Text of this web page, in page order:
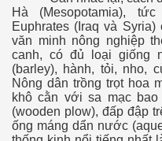
Hà (Mesopotamia),
Euphrates (Iraq và
văn minh nông nghiệp
canh, có đủ loại giống
(barley), hành, tỏi, nho,
Nông dân trồng trọt hoa
khô cằn với sa mạc
(wooden plow), đấp đập
ống máng dẩn nước